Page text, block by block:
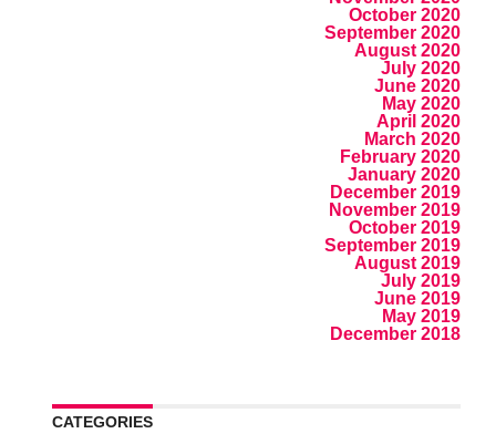
October 2020
September 2020
August 2020
July 2020
June 2020
May 2020
April 2020
March 2020
February 2020
January 2020
December 2019
November 2019
October 2019
September 2019
August 2019
July 2019
June 2019
May 2019
December 2018
CATEGORIES